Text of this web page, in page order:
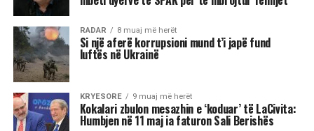
Shqipëri me një demokraci të vërtetë. T’i
lëmë hasmëritë, sepse jeta është e shkurtër,
u shpreh aktori i shquar dhe ikona e skenës
shqiptare.
Reshat Arbana është një prej figurave më të
dashura për publikun shqiptar, për kontributin e